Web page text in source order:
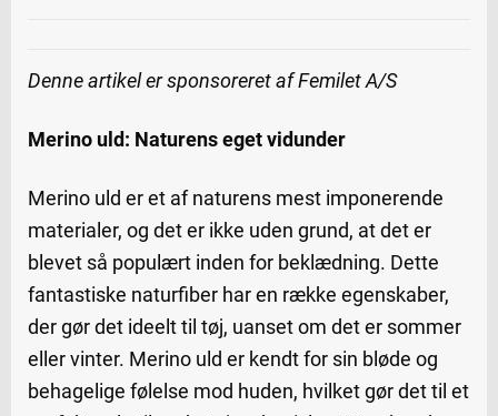
Denne artikel er sponsoreret af Femilet A/S
Merino uld: Naturens eget vidunder
Merino uld er et af naturens mest imponerende
materialer, og det er ikke uden grund, at det er
blevet så populært inden for beklædning. Dette
fantastiske naturfiber har en række egenskaber,
der gør det ideelt til tøj, uanset om det er sommer
eller vinter. Merino uld er kendt for sin bløde og
behagelige følelse mod huden, hvilket gør det til et